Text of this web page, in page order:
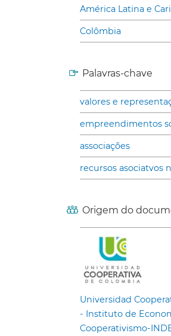
América Latina e
Colômbia
Palavras-chave
valores e
empreendimentos
associações
recursos asociatvos
Origem do
Universidad
- Instituto de
Cooperativismo-